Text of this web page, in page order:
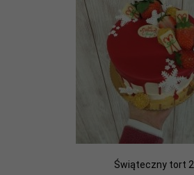
Świąteczny tort 2